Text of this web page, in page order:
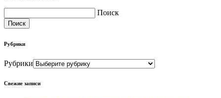
Поиск
Поиск
Рубрики
Рубрики
Свежие записи